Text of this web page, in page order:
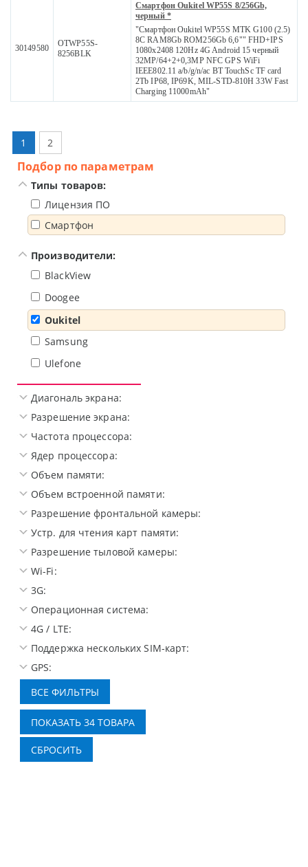
30149580
OTWP55S-
8256BLK
Смартфон Oukitel WP55S 8/256Gb,
черный *
"Смартфон Oukitel WP55S MTK G100 (2.5)
8С RAM8Gb ROM256Gb 6,6"" FHD+IPS
1080x2408 120Hz 4G Android 15 черный
32MP/64+2+0,3MP NFC GPS WiFi
IEEE802.11 a/b/g/n/ac BT TouchSc TF card
2Tb IP68, IP69K, MIL-STD-810H 33W Fast
Charging 11000mAh"
1 2
Подбор по параметрам
Типы товаров:
Лицензия ПО
Смартфон
Производители:
BlackView
Doogee
Oukitel
Samsung
Ulefone
Диагональ экрана:
Разрешение экрана:
Частота процессора:
Ядер процессора:
Объем памяти:
Объем встроенной памяти:
Разрешение фронтальной камеры:
Устр. для чтения карт памяти:
Разрешение тыловой камеры:
Wi-Fi:
3G:
Операционная система:
4G / LTE:
Поддержка нескольких SIM-карт:
GPS: